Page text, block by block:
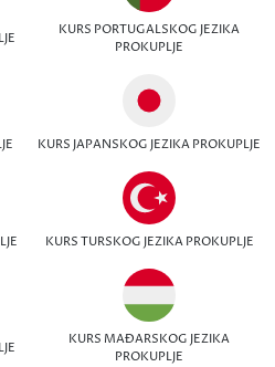
KURS PORTUGALSKOG JEZIKA
PROKUPLJE
KURS JAPANSKOG JEZIKA PROKUPLJE
KURS TURSKOG JEZIKA PROKUPLJE
KURS MAĐARSKOG JEZIKA
PROKUPLJE